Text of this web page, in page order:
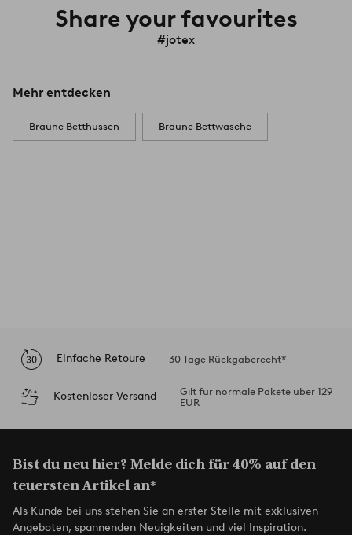
Share your favourites
#jotex
Mehr entdecken
Braune Betthussen Braune Bettwäsche
Einfache Retoure 30 Tage Rückgaberecht*
Kostenloser Versand
Gilt für normale Pakete über 129
EUR
Bist du neu hier? Melde dich für 40% auf den
teuersten Artikel an*
Als Kunde bei uns stehen Sie an erster Stelle mit exklusiven
Angeboten, spannenden Neuigkeiten und viel Inspiration.